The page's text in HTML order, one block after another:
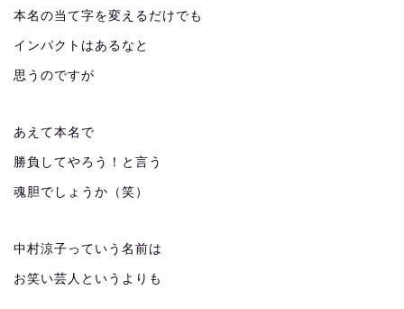
本名の当て字を変えるだけでも
インパクトはあるなと
思うのですが
あえて本名で
勝負してやろう！と言う
魂胆でしょうか（笑）
中村涼子っていう名前は
お笑い芸人というよりも